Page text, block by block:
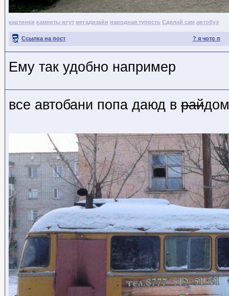
картинки каменты жгут мегадизайн народная тупость Сделай сам автобуэ
? я чото п
Ссылка на пост
Ему так удобно например
все автобани попа даюд в райдом